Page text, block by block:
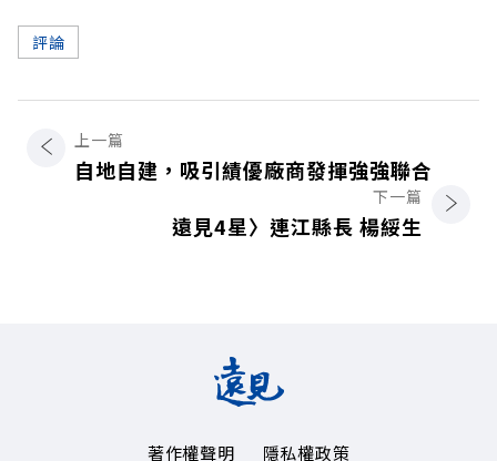
評論
上一篇
自地自建，吸引績優廠商發揮強強聯合
下一篇
遠見4星〉連江縣長 楊綏生
著作權聲明 隱私權政策